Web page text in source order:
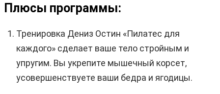
Плюсы программы:
Тренировка Дениз Остин «Пилатес для
каждого» сделает ваше тело стройным и
упругим. Вы укрепите мышечный корсет,
усовершенствуете ваши бедра и ягодицы.